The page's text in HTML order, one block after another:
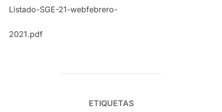
Listado-SGE-21-webfebrero-
2021.pdf
ETIQUETAS